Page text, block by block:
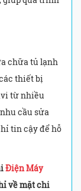
chữa tủ lạnh
thiết bị
từ nhiều
cầu sửa
tin cậy để hỗ
Điện Máy
về mặt chi